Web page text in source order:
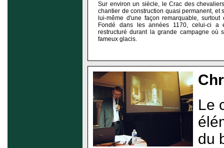
Sur environ un siècle, le Crac des
chantier de construction quasi permanent, et
lui-même d'une façon remarquable,
Fondé dans les années 1170, celui-ci a
restructuré durant la grande campagne où
fameux glacis.
Le
du